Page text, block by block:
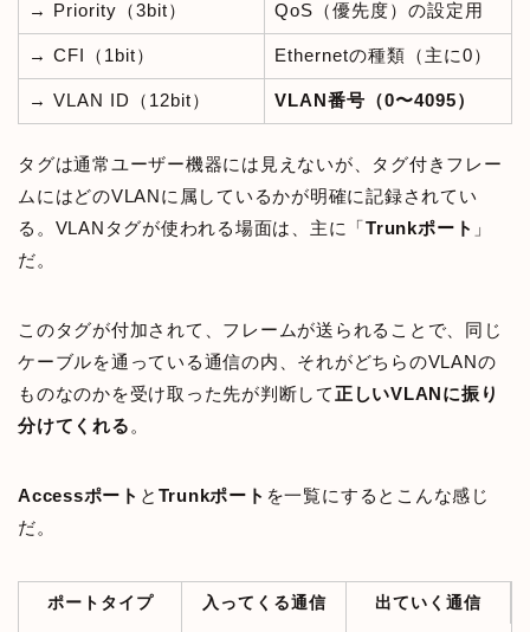
→ Priority（3bit） QoS（優先度）の設定用
→ CFI（1bit） Ethernetの種類（主に0）
→ VLAN ID（12bit） VLAN番号（0〜4095）
タグは通常ユーザー機器には見えないが、タグ付きフレー
ムにはどのVLANに属しているかが明確に記録されてい
る。VLANタグが使われる場面は、主に「Trunkポート 」
だ。
このタグが付加されて、フレームが送られることで、同じ
ケーブルを通っている通信の内、それがどちらのVLANの
ものなのかを受け取った先が判断して正しいVLANに振り
分けてくれる 。
Accessポート と Trunkポート を一覧にするとこんな感じ
だ。
ポートタイプ 入ってくる通信 出ていく通信